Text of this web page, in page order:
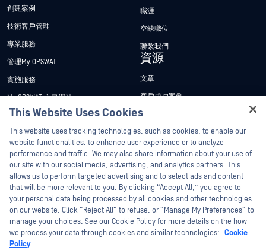
創建案例
技術客戶管理
專業服務
管理My OPSWAT
實施服務
My OPSWAT 入口網站
技術檔案
訓練
漏洞通報計畫
合作夥伴
認證
技術合作夥伴
管道合作夥伴計劃
職涯
空缺職位
聯繫我們
資源
文章
客戶成功案例
新聞稿
新聞報導
網路研討會
產品型錄
白皮書
免費工具
This Website Uses Cookies
This website uses tracking technologies, such as cookies, to enable our
website functionalities, to enhance user experience or to analyze
performance and traffic. We may also share information about your use of
our site with our social media, advertising, and analytics partners. This
allows us to perform targeted advertising and to select ads and content
that will be more relevant to you. By clicking “Accept All,” you agree to
your personal data being processed by all cookies and other technologies
on our website. Click “Reject All” to refuse, or “Manage My Preferences” to
manage your choices. See our Cookie Policy for more details on the how
we process your data through cookies and similar technologies: Cookie
Policy
Hey there!
I'm Ozzy, your OPSWAT virtual assistant.
How can I help you secure what's critical
today?